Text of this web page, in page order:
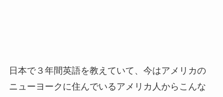
日本で３年間英語を教えていて、今はアメリカの
ニューヨークに住んでいるアメリカ人からこんな